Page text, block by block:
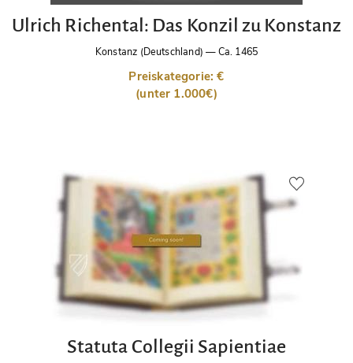
Ulrich Richental: Das Konzil zu Konstanz
Konstanz (Deutschland) —Ca. 1465
Preiskategorie: €
(unter 1.000€)
Statuta Collegii Sapientiae